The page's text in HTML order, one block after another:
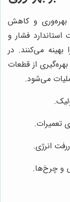
بهره‌وری و کاهش
فشار و
می‌کنند. در
از قطعات
می‌شود.
تعمیرات.
انرژی.
و چرخ‌ها.